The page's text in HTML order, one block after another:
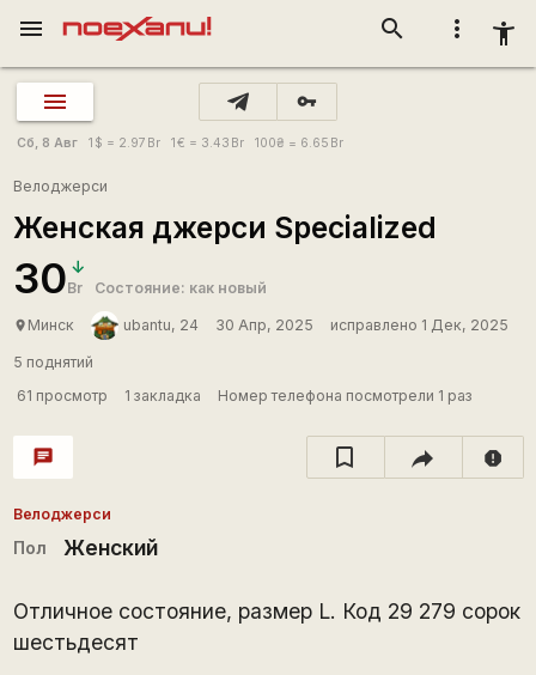
more_vert accessibility_new
search
menu
vpn_key
Сб, 8 Авг 1 $ = 2.97 Br 1€ = 3.43 Br 100₴ = 6.65 Br
Велоджерси
Женская джерси Specialized
30Br Состояние: как новый
place Минск ubantu, 24 30 Апр, 2025 исправлено 1 Дек, 2025
5 поднятий
61 просмотр
1 закладка Номер телефона посмотрели 1 раз
chat report
Велоджерси
Пол Женский
Отличное состояние, размер L. Код 29 279 сорок
шестьдесят